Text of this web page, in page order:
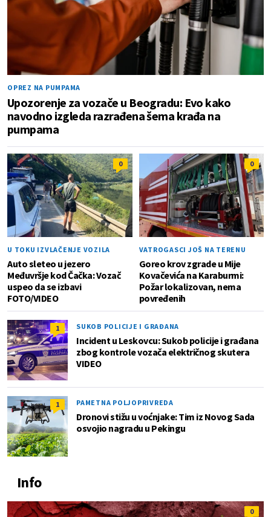
OPREZ NA PUMPAMA
Upozorenje za vozače u Beogradu: Evo kako
navodno izgleda razrađena šema krađa na
pumpama
0
U TOKU IZVLAČENJE VOZILA
Auto sleteo u jezero
Međuvršje kod Čačka: Vozač
uspeo da se izbavi
FOTO/VIDEO
0
VATROGASCI JOŠ NA TERENU
Goreo krov zgrade u Mije
Kovačevića na Karaburmi:
Požar lokalizovan, nema
povređenih
1 SUKOB POLICIJE I GRAĐANA
Incident u Leskovcu: Sukob policije i građana
zbog kontrole vozača električnog skutera
VIDEO
1 PAMETNA POLJOPRIVREDA
Dronovi stižu u voćnjake: Tim iz Novog Sada
osvojio nagradu u Pekingu
Info
0